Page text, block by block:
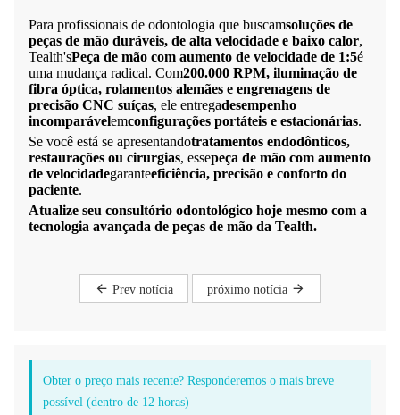
Para profissionais de odontologia que buscamsoluções de
peças de mão duráveis, de alta velocidade e baixo calor,
Tealth'sPeça de mão com aumento de velocidade de 1:5é
uma mudança radical. Com200.000 RPM, iluminação de
fibra óptica, rolamentos alemães e engrenagens de
precisão CNC suíças, ele entregadesempenho
incomparávelemconfigurações portáteis e estacionárias.
Se você está se apresentandotratamentos endodônticos,
restaurações ou cirurgias, essepeça de mão com aumento
de velocidadegaranteeficiência, precisão e conforto do
paciente.
Atualize seu consultório odontológico hoje mesmo com a
tecnologia avançada de peças de mão da Tealth.
Prev notícia próximo notícia
Obter o preço mais recente? Responderemos o mais breve
possível (dentro de 12 horas)